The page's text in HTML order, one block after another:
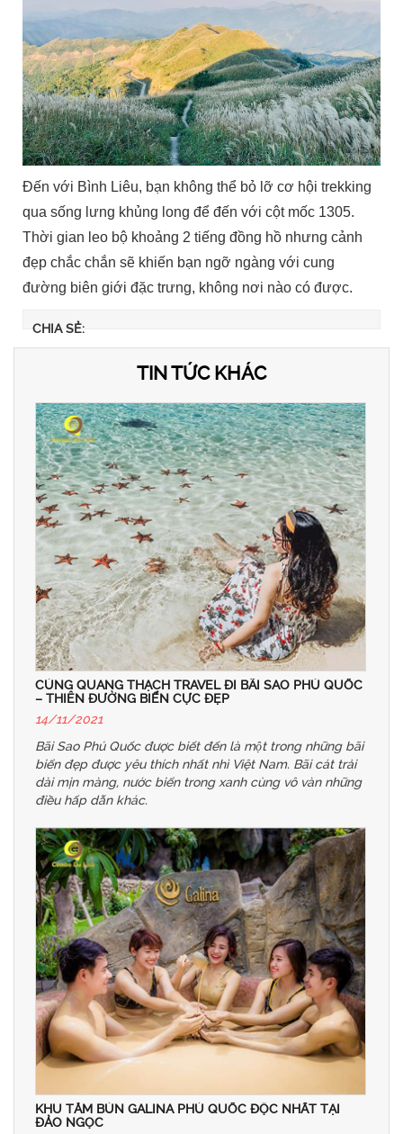
Đến với Bình Liêu, bạn không thể bỏ lỡ cơ hội trekking
qua sống lưng khủng long để đến với cột mốc 1305.
Thời gian leo bộ khoảng 2 tiếng đồng hồ nhưng cảnh
đẹp chắc chắn sẽ khiến bạn ngỡ ngàng với cung
đường biên giới đặc trưng, không nơi nào có được.
CHIA SẺ:
TIN TỨC KHÁC
CÙNG QUANG THẠCH TRAVEL ĐI BÃI SAO PHÚ QUỐC
– THIÊN ĐƯỜNG BIỂN CỰC ĐẸP
14/11/2021
Bãi Sao Phú Quốc được biết đến là một trong những bãi
biển đẹp được yêu thích nhất nhì Việt Nam. Bãi cát trải
dài mịn màng, nước biển trong xanh cùng vô vàn những
điều hấp dẫn khác.
KHU TẮM BÙN GALINA PHÚ QUỐC ĐỘC NHẤT TẠI
ĐẢO NGỌC